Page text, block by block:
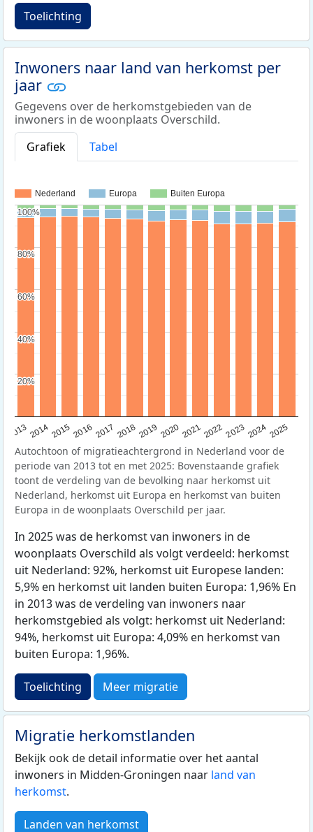
Toelichting
Inwoners naar land van herkomst per
jaar
Gegevens over de herkomstgebieden van de
inwoners in de woonplaats Overschild.
Grafiek
Tabel
Nederland Europa Buiten Europa
20132014201520162017 20182019 202020212022202320242025
20%
20%
40%
40%
60%
60%
80%
80%
100%
100%
Autochtoon of migratieachtergrond in Nederland voor de
periode van 2013 tot en met 2025: Bovenstaande grafiek
toont de verdeling van de bevolking naar herkomst uit
Nederland, herkomst uit Europa en herkomst van buiten
Europa in de woonplaats Overschild per jaar.
In 2025 was de herkomst van inwoners in de
woonplaats Overschild als volgt verdeeld: herkomst
uit Nederland: 92%, herkomst uit Europese landen:
5,9% en herkomst uit landen buiten Europa: 1,96% En
in 2013 was de verdeling van inwoners naar
herkomstgebied als volgt: herkomst uit Nederland:
94%, herkomst uit Europa: 4,09% en herkomst van
buiten Europa: 1,96%.
Toelichting Meer migratie
Migratie herkomstlanden
Bekijk ook de detail informatie over het aantal
inwoners in Midden-Groningen naar land van
herkomst.
Landen van herkomst